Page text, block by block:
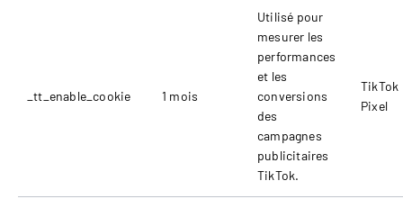
_tt_enable_cookie 1 mois
Utilisé pour
mesurer les
performances
et les
conversions
des
campagnes
publicitaires
TikTok.
TikTok
Pixel